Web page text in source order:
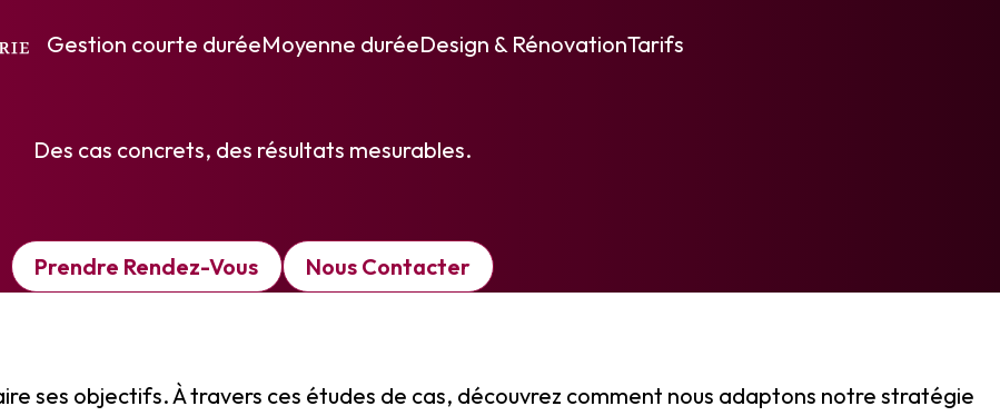
Gestion courte duréeMoyenne duréeDesign & RénovationTarifs
Études de cas clients
Des cas concrets, des résultats mesurables.
Prendre Rendez-Vous Nous Contacter
ses objectifs. À travers ces études de cas, découvrez comment nous adaptons notre stratégie